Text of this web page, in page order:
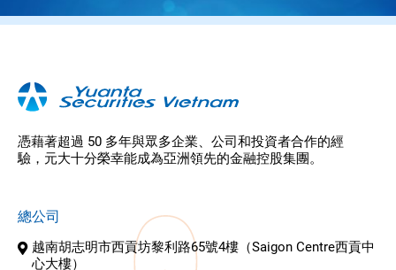
憑藉著超過 50 多年與眾多企業、公司和投資者合作的經
驗，元大十分榮幸能成為亞洲領先的金融控股集團。
總公司
越南胡志明市西貢坊黎利路65號4樓（Saigon Centre西貢中
心大樓）